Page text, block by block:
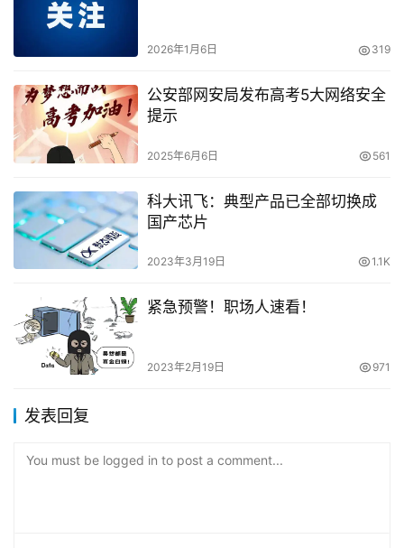
2026年1月6日 319
公安部网安局发布高考5大网络安全
提示
2025年6月6日 561
科大讯飞：典型产品已全部切换成
国产芯片
2023年3月19日 1.1K
紧急预警！职场人速看！
2023年2月19日 971
发表回复
You must be logged in to post a comment...